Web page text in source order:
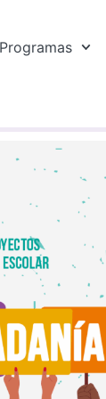
Programas